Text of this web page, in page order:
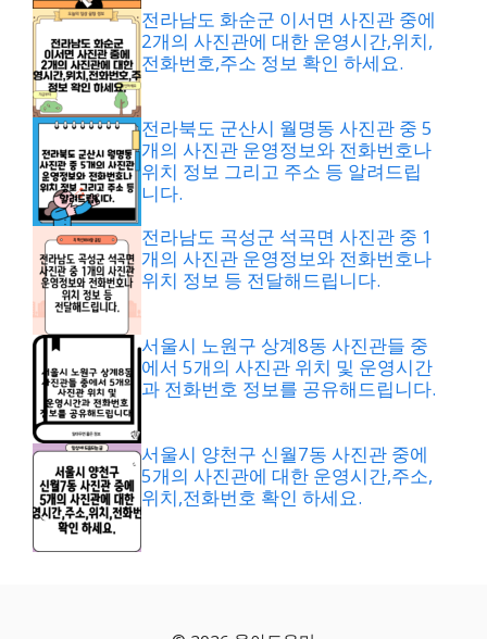
전라남도 화순군 이서면 사진관 중에
2개의 사진관에 대한 운영시간,위치,
전화번호,주소 정보 확인 하세요.
전라북도 군산시 월명동 사진관 중 5
개의 사진관 운영정보와 전화번호나
위치 정보 그리고 주소 등 알려드립
니다.
전라남도 곡성군 석곡면 사진관 중 1
개의 사진관 운영정보와 전화번호나
위치 정보 등 전달해드립니다.
서울시 노원구 상계8동 사진관들 중
에서 5개의 사진관 위치 및 운영시간
과 전화번호 정보를 공유해드립니다.
서울시 양천구 신월7동 사진관 중에
5개의 사진관에 대한 운영시간,주소,
위치,전화번호 확인 하세요.